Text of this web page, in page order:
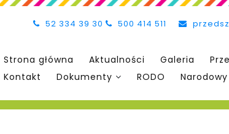
52 334 39 30 500 414 511
Strona główna Aktualności Galeria
Kontakt
Dokumenty RODO